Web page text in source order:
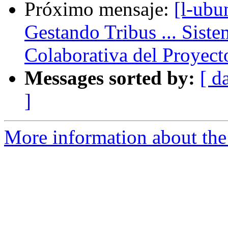
Próximo mensaje: [l-
Gestando Tribus ...
Colaborativa del
Messages sorted by: [
]
More information about